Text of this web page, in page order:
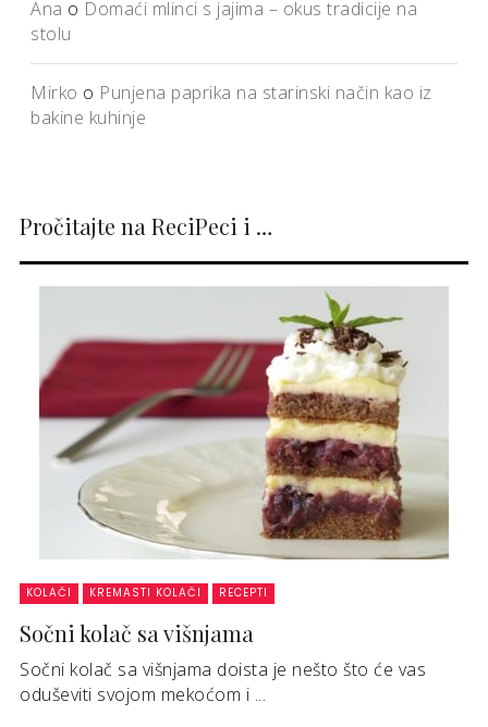
Ana o Domaći mlinci s jajima – okus tradicije na
stolu
Mirko o Punjena paprika na starinski način kao iz
bakine kuhinje
Pročitajte na ReciPeci i …
KOLAČI KREMASTI KOLAČI RECEPTI
Sočni kolač sa višnjama
Sočni kolač sa višnjama doista je nešto što će vas
oduševiti svojom mekoćom i ...